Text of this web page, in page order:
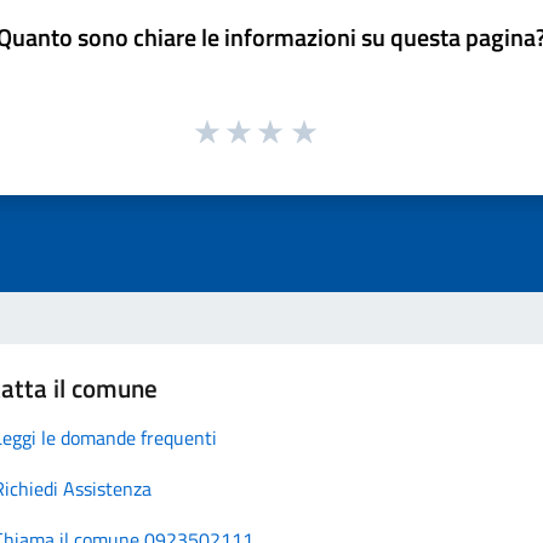
sono chiare le informazioni su questa
il comune
le domande frequenti
Assistenza